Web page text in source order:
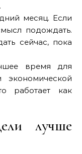
месяц. Если
подождать.
сейчас, пока
время для
работает как
лучше